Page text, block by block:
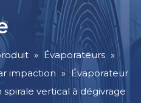
» Évaporateurs »
impaction » Évaporateur
vertical à dégivrage